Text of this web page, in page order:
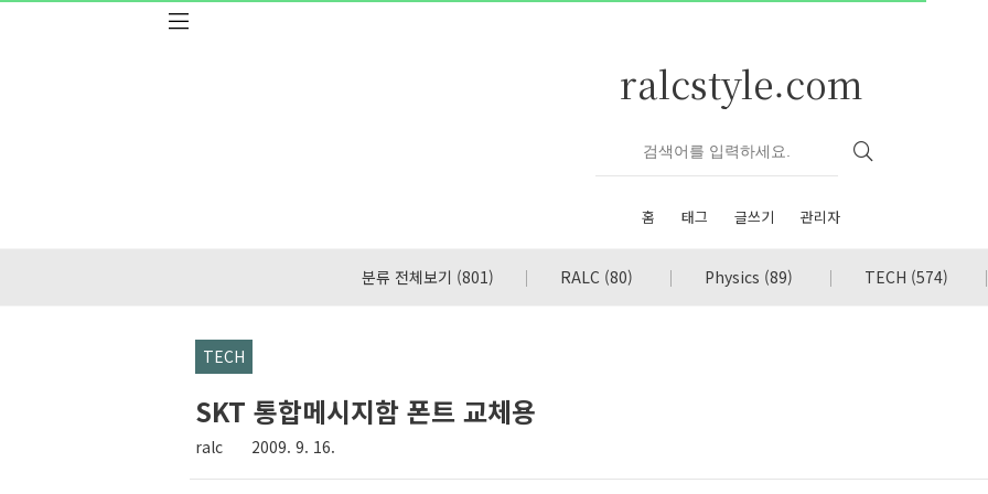
본문 바로가기
ralcstyle.com
홈 태그 글쓰기 관리자
분류 전체보기 (801) RALC (80) Physics (89) TECH (574)
TECH
SKT 통합메시지함 폰트 교체용
ralc 2009. 9. 16.